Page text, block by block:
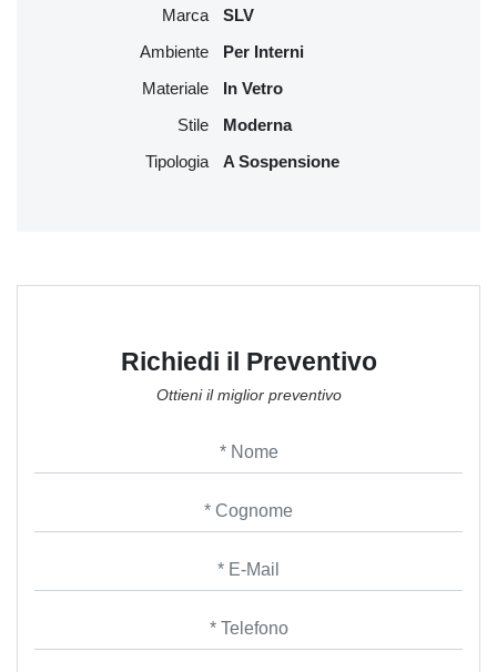
Richiedi il Preventivo
Ottieni il miglior preventivo
Marca SLV
Ambiente Per Interni
Materiale In Vetro
Stile Moderna
Tipologia A Sospensione